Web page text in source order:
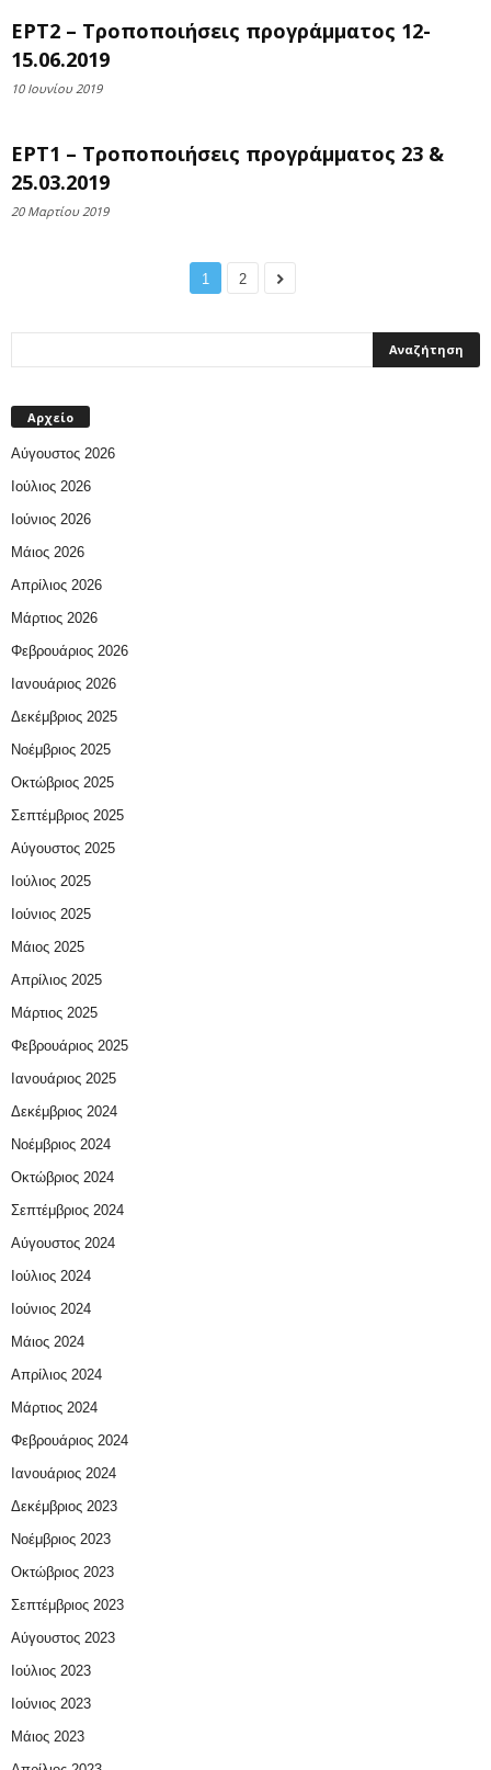
ΕΡΤ2 – Τροποποιήσεις προγράμματος 12-
15.06.2019
10 Ιουνίου 2019
ΕΡΤ1 – Τροποποιήσεις προγράμματος 23 &
25.03.2019
20 Μαρτίου 2019
1 2
Αρχείο
Αύγουστος 2026
Ιούλιος 2026
Ιούνιος 2026
Μάιος 2026
Απρίλιος 2026
Μάρτιος 2026
Φεβρουάριος 2026
Ιανουάριος 2026
Δεκέμβριος 2025
Νοέμβριος 2025
Οκτώβριος 2025
Σεπτέμβριος 2025
Αύγουστος 2025
Ιούλιος 2025
Ιούνιος 2025
Μάιος 2025
Απρίλιος 2025
Μάρτιος 2025
Φεβρουάριος 2025
Ιανουάριος 2025
Δεκέμβριος 2024
Νοέμβριος 2024
Οκτώβριος 2024
Σεπτέμβριος 2024
Αύγουστος 2024
Ιούλιος 2024
Ιούνιος 2024
Μάιος 2024
Απρίλιος 2024
Μάρτιος 2024
Φεβρουάριος 2024
Ιανουάριος 2024
Δεκέμβριος 2023
Νοέμβριος 2023
Οκτώβριος 2023
Σεπτέμβριος 2023
Αύγουστος 2023
Ιούλιος 2023
Ιούνιος 2023
Μάιος 2023